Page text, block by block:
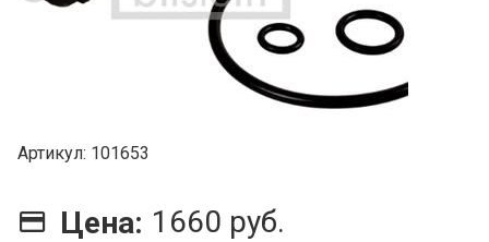
Артикул 101653
Цена: 1660 руб.